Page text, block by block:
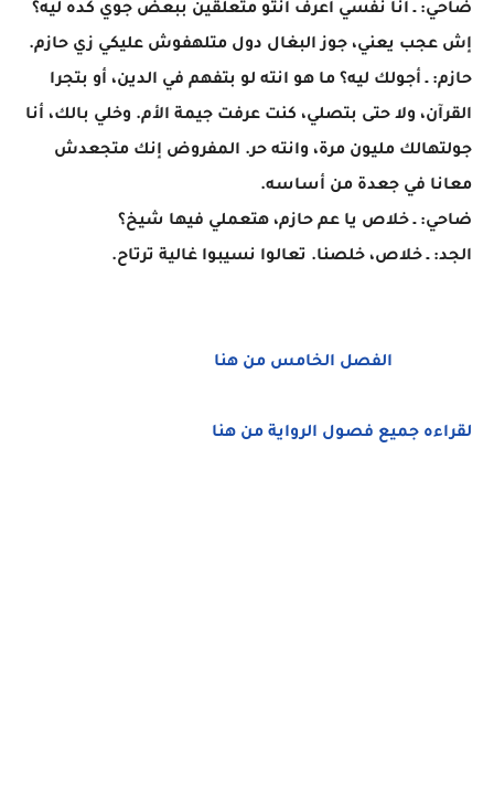
ضاحي: ـ أنا نفسي أعرف انتو متعلقين ببعض جوي كده ليه؟
إش عجب يعني، جوز البغال دول متلهفوش عليكي زي حازم.
حازم: ـ أجولك ليه؟ ما هو انته لو بتفهم في الدين، أو بتجرا
القرآن، ولا حتى بتصلي، كنت عرفت جيمة الأم. وخلي بالك، أنا
جولتهالك مليون مرة، وانته حر. المفروض إنك متجعدش
معانا في جعدة من أساسه.
ضاحي: ـ خلاص يا عم حازم، هتعملي فيها شيخ؟
الجد: ـ خلاص، خلصنا. تعالوا نسيبوا غالية ترتاح.
الفصل الخامس من هنا
لقراءه جميع فصول الرواية من هنا